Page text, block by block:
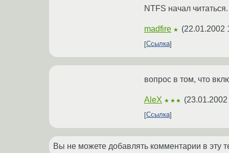
NTFS начал читаться.
madfire ★ (22.01.2002
Ссылка
вопрос в том, что
AleX ★★★ (
Ссылка
Вы не можете добавлять комментарии в эту